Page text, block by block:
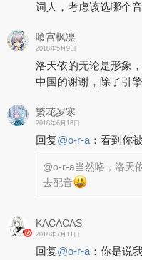
词人，考虑该选哪个
喰宫枫凛
2018年5月9日
洛天依的无论是形象
中国的谢谢，除了引
繁花岁寒
2018年6月16日
回复@o-r-a ： 看到你
@o-r-a当然咯，洛天
去配音
KACACAS
2018年7月11日
回复@o-r-a ： 你是说